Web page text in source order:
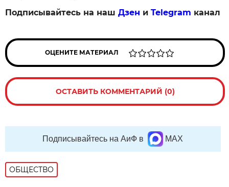
Подписывайтесь на нашДзен иTelegram канал
ОЦЕНИТЕ МАТЕРИАЛ
ОСТАВИТЬ КОММЕНТАРИЙ (0)
Подписывайтесь на АиФ в MAX
ОБЩЕСТВО